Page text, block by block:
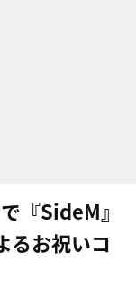
『SideM』
るお祝いコ